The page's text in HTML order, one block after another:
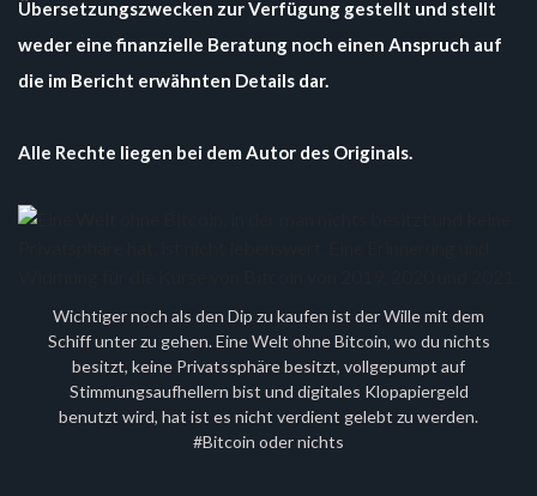
Übersetzungszwecken zur Verfügung gestellt und stellt
weder eine finanzielle Beratung noch einen Anspruch auf
die im Bericht erwähnten Details dar.
Alle Rechte liegen bei dem Autor des Originals.
Wichtiger noch als den Dip zu kaufen ist der Wille mit dem
Schiff unter zu gehen. Eine Welt ohne Bitcoin, wo du nichts
besitzt, keine Privatssphäre besitzt, vollgepumpt auf
Stimmungsaufhellern bist und digitales Klopapiergeld
benutzt wird, hat ist es nicht verdient gelebt zu werden.
#Bitcoin oder nichts